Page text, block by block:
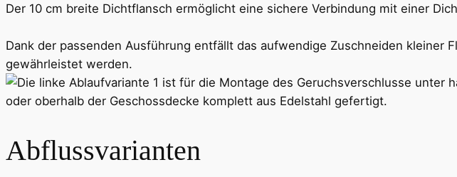
Der 10 cm breite Dichtflansch ermöglicht eine sichere Verbindung mit einer
Dank der passenden Ausführung entfällt das aufwendige Zuschneiden
gewährleistet werden.
Abflussvarianten